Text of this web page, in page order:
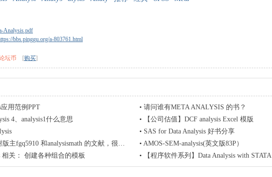
Analysis.pdf
bbs.pinggu.org/a-803761.html
坛币 [购买]
应用范例PPT • 请问谁有META ANALYSIS 的书？
4、analysis1什么意思 •
【公司估值】DCF analysis Excel 模版
• SAS for Data Analysis 好书分享
fgq5910 和analysismath 的文献，很热心，太感动了！ • AMOS-SEM-analysis(英文版83P）
相关： 创建各种组合的模板 • 【程序软件系列】Data Analysis with STATA